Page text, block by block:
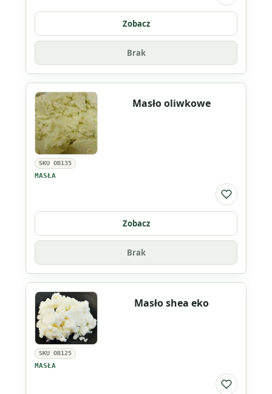
Zobacz
Brak
SKU OB135
MASŁA
Masło oliwkowe
Do listy
Zobacz
Brak
SKU OB125
MASŁA
Masło shea eko
Do listy